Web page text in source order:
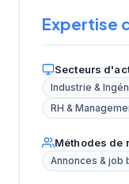
Expertise
Secteurs
Industrie &
RH &
Méthodes de
Annonces & job